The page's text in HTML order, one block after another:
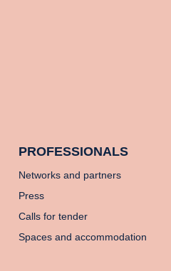
PROFESSIONALS
Networks and partners
Press
Calls for tender
Spaces and accommodation